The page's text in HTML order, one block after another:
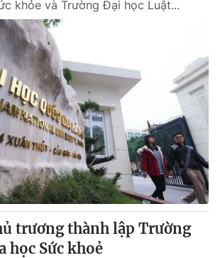
khỏe và Trường Đại học Luật...
trương thành lập Trường
học Sức khoẻ